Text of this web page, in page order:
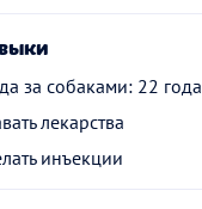
за собаками: 22 года
лекарства
инъекции